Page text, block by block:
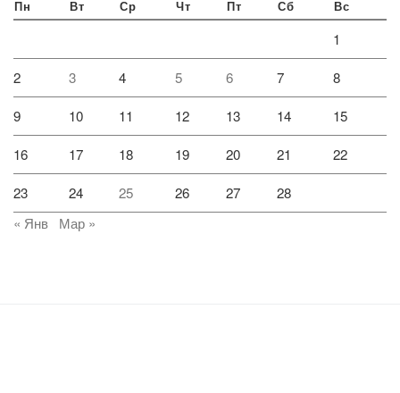
Пн Вт Ср Чт Пт Сб Вс
1
2 3 4 5 6 7 8
9 10 11 12 13 14 15
16 17 18 19 20 21 22
23 24 25 26 27
28
« Янв
Мар »